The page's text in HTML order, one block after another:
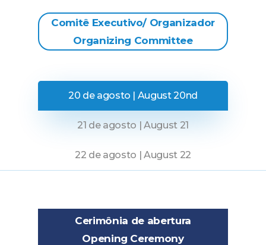
Comitê Executivo/ Organizador
Organizing Committee
20 de agosto | August 20nd
21 de agosto | August 21
22 de agosto | August 22
Cerimônia de abertura
Opening Ceremony